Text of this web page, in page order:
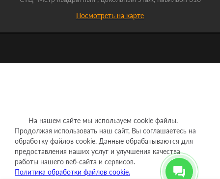
Посмотреть на карте
На нашем сайте мы используем cookie файлы.
Продолжая использовать наш сайт, Вы соглашаетесь на
обработку файлов cookie. Данные обрабатываются для
предоставления наших услуг и улучшения качества
работы нашего веб-сайта и сервисов.
Политика обработки файлов cookie.